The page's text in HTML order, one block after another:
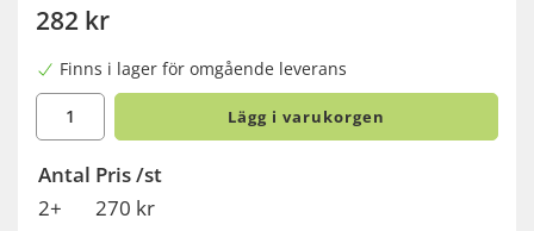
282 kr
Finns i lager för omgående leverans
Lägg i varukorgen
Antal Pris /st
2+
270 kr